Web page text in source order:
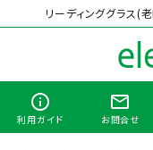
リーディンググラス
info_outline
利用ガイド
mail_outline
お問合せ